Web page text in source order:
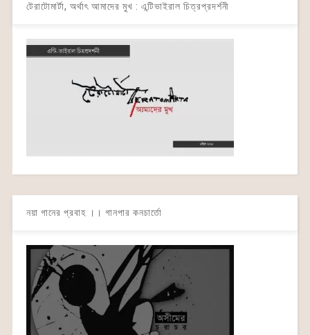
টেরাটোমার্টা, অর্থাৎ আমাদের মুখ : এন্টিভাইরাল চিত্রপ্রদর্শনী
নয়া গানের প্রবাহ ।। গানপার কনচার্তো